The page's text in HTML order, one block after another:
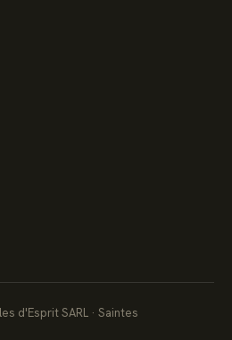
d'Esprit SARL · Saintes